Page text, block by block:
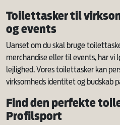
Toilettasker til
og events
Uanset om du skal bruge
merchandise eller til events, har vi
lejlighed. Vores toilettasker kan
virksomheds identitet og budskab
Find den perfekte
Profilsport